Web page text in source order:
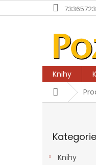
na
Knihy
Domů
kategorie
Kategorie
Knihy